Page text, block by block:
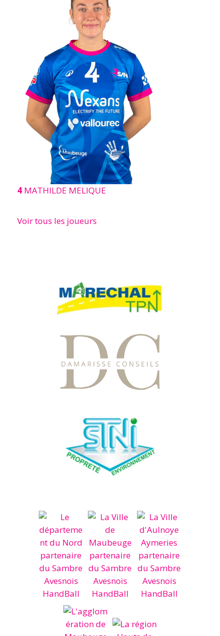
4 MATHILDE MELIQUE
Voir tous les joueurs